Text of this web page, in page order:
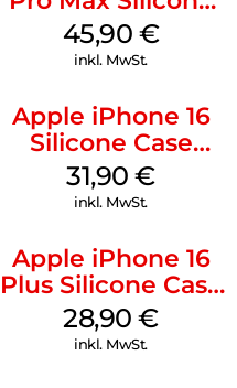
Case MagSafe
Ultramarine
45,90 €
inkl. MwSt.
Apple iPhone 16
Silicone Case
MagSafe Fuchsia
31,90€
inkl. MwSt.
Apple iPhone 16
Plus Silicone Case
MagSafe Black
28,90€
inkl. MwSt.